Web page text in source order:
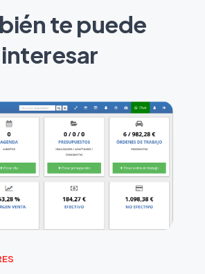
te puede
interesar